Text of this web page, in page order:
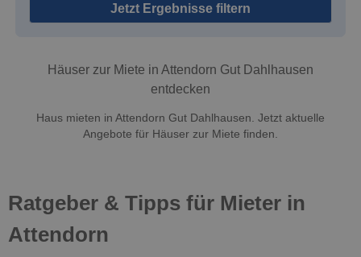
Jetzt Ergebnisse filtern
Häuser zur Miete in Attendorn Gut Dahlhausen
entdecken
Haus mieten in Attendorn Gut Dahlhausen. Jetzt aktuelle
Angebote für Häuser zur Miete finden.
Ratgeber & Tipps für Mieter in
Attendorn